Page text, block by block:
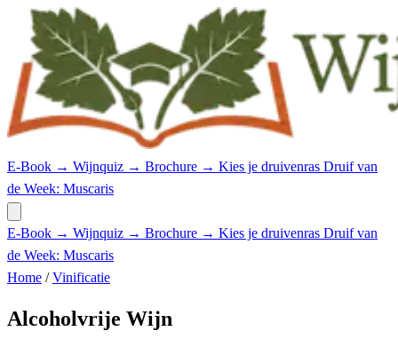
E-Book → Wijnquiz → Brochure → Kies je druivenras Druif van
de Week: Muscaris
E-Book → Wijnquiz → Brochure → Kies je druivenras Druif van
de Week: Muscaris
Home / Vinificatie
Alcoholvrije Wijn